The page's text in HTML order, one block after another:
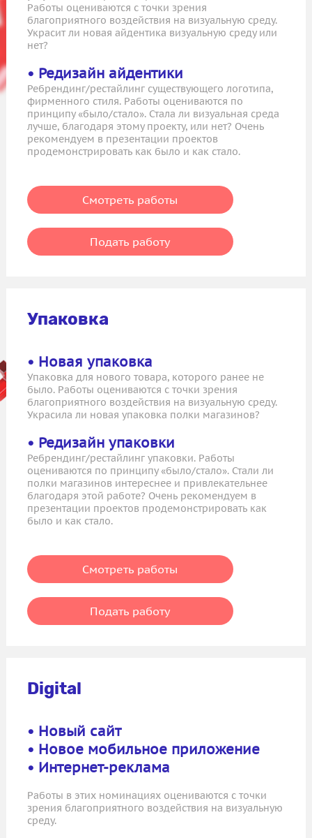
Работы оцениваются с точки зрения
благоприятного воздействия на визуальную среду.
Украсит ли новая айдентика визуальную среду или
нет?
• Редизайн айдентики
Ребрендинг/рестайлинг существующего логотипа,
фирменного стиля. Работы оцениваются по
принципу «было/стало». Стала ли визуальная среда
лучше, благодаря этому проекту, или нет? Очень
рекомендуем в презентации проектов
продемонстрировать как было и как стало.
Смотреть работы
Подать работу
Упаковка
• Новая упаковка
Упаковка для нового товара, которого ранее не
было. Работы оцениваются с точки зрения
благоприятного воздействия на визуальную среду.
Украсила ли новая упаковка полки магазинов?
• Редизайн упаковки
Ребрендинг/рестайлинг упаковки. Работы
оцениваются по принципу «было/стало». Стали ли
полки магазинов интереснее и привлекательнее
благодаря этой работе? Очень рекомендуем в
презентации проектов продемонстрировать как
было и как стало.
Смотреть работы
Подать работу
Digital
• Новый сайт
• Новое мобильное приложение
• Интернет-реклама
Работы в этих номинациях оцениваются с точки
зрения благоприятного воздействия на визуальную
среду.